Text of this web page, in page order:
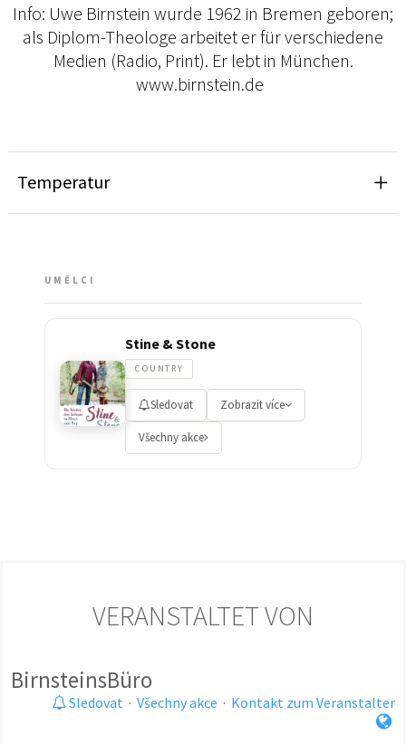
Info: Uwe Birnstein wurde 1962 in Bremen geboren;
als Diplom-Theologe arbeitet er für verschiedene
Medien (Radio, Print). Er lebt in München.
www.birnstein.de
Temperatur
UMĚLCI
Stine & Stone
COUNTRY
Sledovat Zobrazit více
Všechny akce
VERANSTALTET VON
BirnsteinsBüro
Sledovat · Všechny akce · Kontakt zum Veranstalter